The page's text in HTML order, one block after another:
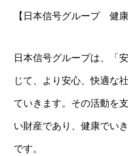
【日本信号グループ 健康
日本信号グループは、「
じて、より安心、快適な
ていきます。その活動を
い財産であり、健康でい
です。